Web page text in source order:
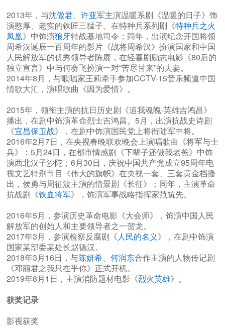
2013年，与沈傲君、 许亚军主演温暖系剧《温暖的日子》饰
演憨厚、老实的铁匠三猛子。在特种兵系列剧《特种兵之火
凤凰》中饰演狼牙特战基地司令；同年，出演纪念开国将领
周希汉诞辰一百周年的影片《战将周希汉》扮演国家和中国
人民解放军的优秀领导者陈赓，在轻喜剧励志电影《80后的
独立宣言》中与何赛飞扮演一对“苦尽甘来”的夫妻。
2014年8月，与歌唱家王莉牵手参加CCTV-15音乐频道中国
情歌大汇，演唱歌曲《因为爱情》。
2015年，领衔主演的抗日历史剧《追我魂魄·英雄吉鸿昌》
播出，在剧中饰演革命烈士吉鸿昌。5月，出演抗战史诗剧
《宜昌保卫战》，在剧中饰演国民党上将衔陆军中将。
2016年2月7日，在央视春晚联欢晚会上演唱歌曲《将军与士
兵》；5月24日，在都市情感剧《下辈子还做我老爸》中饰
演西北汉子沙陀；6月30日，庆祝中国共产党成立95周年电
视文艺特别节目《伟大的旗帜》在央视一套、三套黄金档播
出，侯勇与周征波主演的情景剧《长征》；同年，主演革命
抗战剧《铁血将军》，饰演军事战略指挥家范筑先。
2016年5月，参演历史革命电影《大会师》，饰演中国人民
解放军的创始人和主要领导者之一贺龙。
2017年3月，参演检察反腐剧《人民的名义》，在剧中饰演
国家某部委某处长赵德汉。
2018年3月16日，与陈妍希、 何润东合作主演的人物传记剧
《邓丽君之我只在乎你》正式开机。
2019年8月1日，主演消防题材电影《烈火英雄》。
获奖记录
影视获奖